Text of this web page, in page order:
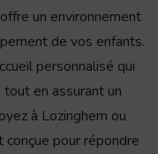
un environnement
de vos enfants.
personnalisé qui
en assurant un
à Lozinghem ou
pour répondre